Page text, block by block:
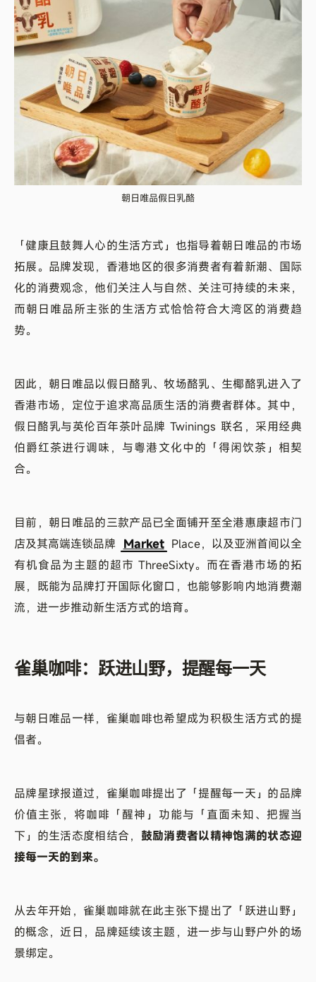
朝日唯品假日乳酪
「健康且鼓舞人心的生活方式」也指导着朝日唯品的市场
拓展。品牌发现，香港地区的很多消费者有着新潮、国际
化的消费观念，他们关注人与自然、关注可持续的未来，
而朝日唯品所主张的生活方式恰恰符合大湾区的消费趋
势。
因此，朝日唯品以假日酪乳、牧场酪乳、生椰酪乳进入了
香港市场，定位于追求高品质生活的消费者群体。其中，
假日酪乳与英伦百年茶叶品牌 Twinings 联名，采用经典
伯爵红茶进行调味，与粤港文化中的「得闲饮茶」相契
合。
目前，朝日唯品的三款产品已全面铺开至全港惠康超市门
店及其高端连锁品牌 Market Place，以及亚洲首间以全
有机食品为主题的超市 ThreeSixty。而在香港市场的拓
展，既能为品牌打开国际化窗口，也能够影响内地消费潮
流，进一步推动新生活方式的培育。
雀巢咖啡：跃进山野，提醒每一天
与朝日唯品一样，雀巢咖啡也希望成为积极生活方式的提
倡者。
品牌星球报道过，雀巢咖啡提出了「提醒每一天」的品牌
价值主张，将咖啡「醒神」功能与「直面未知、把握当
下」的生活态度相结合， 鼓励消费者以精神饱满的状态迎
接每一天的到来。
从去年开始，雀巢咖啡就在此主张下提出了「跃进山野」
的概念，近日，品牌延续该主题，进一步与山野户外的场
景绑定。